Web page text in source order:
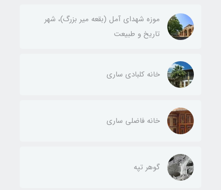
موزه شهدای آمل (بقعه میر بزرگ)، شهر
تاریخ و طبیعت
خانه کلبادی ساری
خانه فاضلی ساری
گوهر تپه